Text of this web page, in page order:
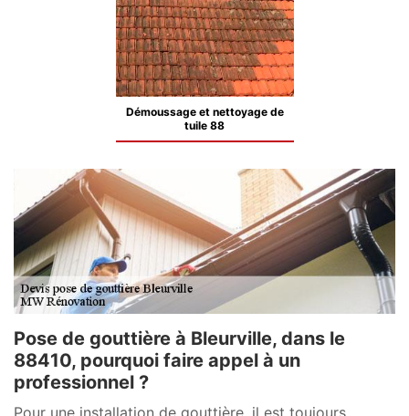
Démoussage et nettoyage de
tuile 88
Pose de gouttière à Bleurville, dans le
88410, pourquoi faire appel à un
professionnel ?
Pour une installation de gouttière, il est toujours